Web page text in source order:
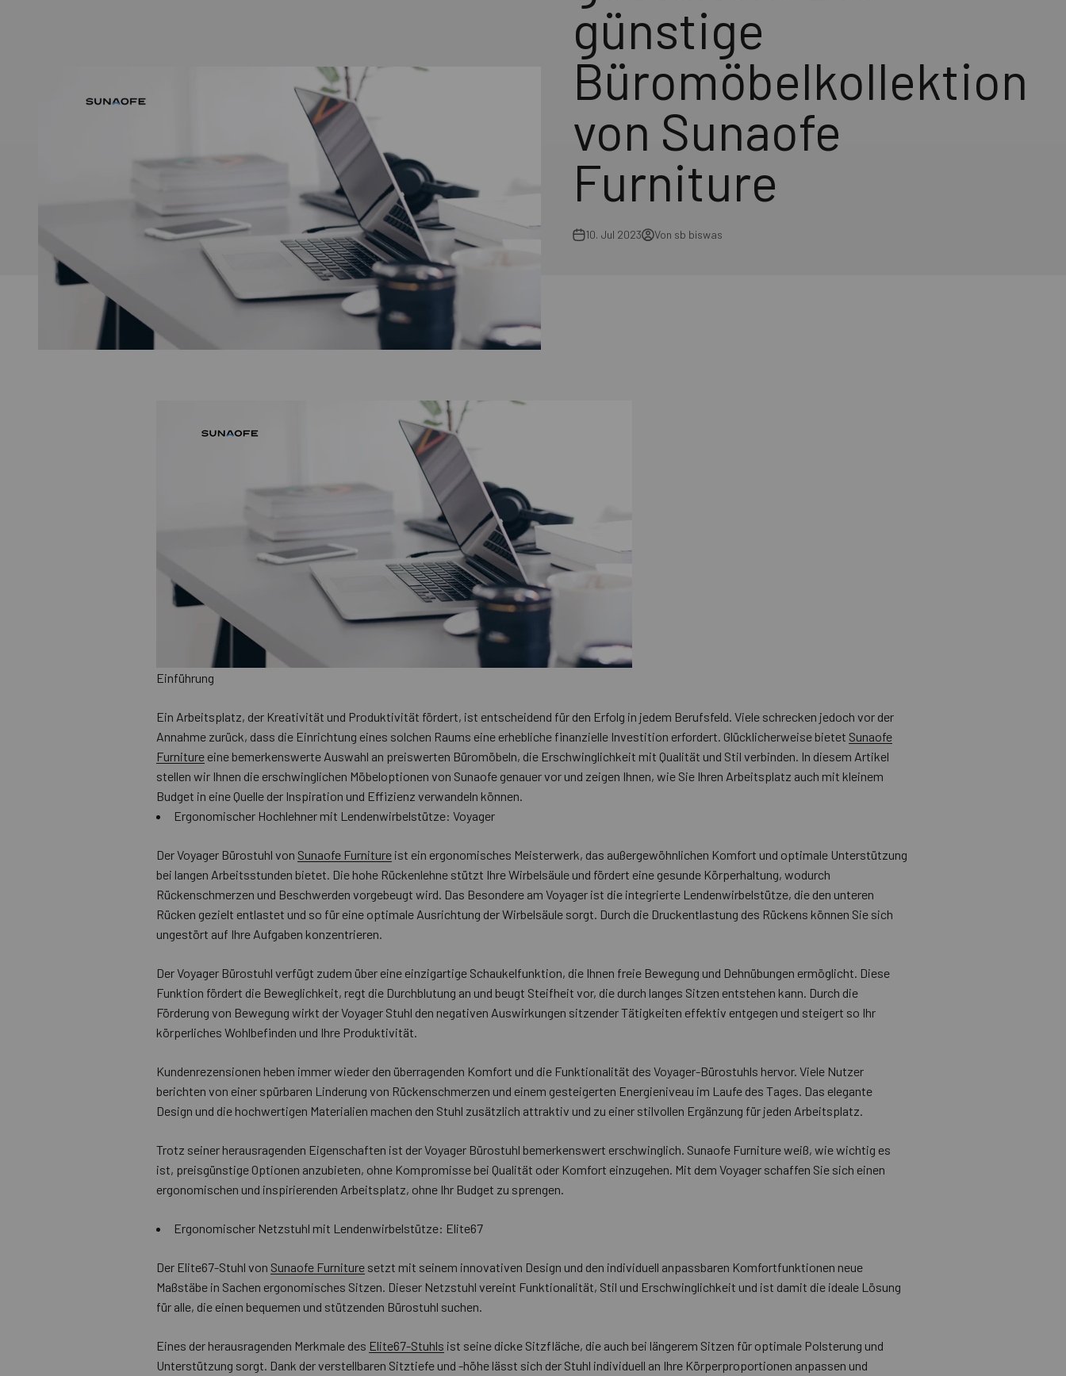
günstige
Büromöbelkollektion
von Sunaofe
Furniture
10. Jul 2023 Von sb biswas
Einführung
Ein Arbeitsplatz, der Kreativität und Produktivität fördert, ist entscheidend für den Erfolg in jedem Berufsfeld. Viele schrecken jedoch vor der
Annahme zurück, dass die Einrichtung eines solchen Raums eine erhebliche finanzielle Investition erfordert. Glücklicherweise bietet Sunaofe
Furniture eine bemerkenswerte Auswahl an preiswerten Büromöbeln, die Erschwinglichkeit mit Qualität und Stil verbinden. In diesem Artikel
stellen wir Ihnen die erschwinglichen Möbeloptionen von Sunaofe genauer vor und zeigen Ihnen, wie Sie Ihren Arbeitsplatz auch mit kleinem
Budget in eine Quelle der Inspiration und Effizienz verwandeln können.
Ergonomischer Hochlehner mit Lendenwirbelstütze: Voyager
Der Voyager Bürostuhl von Sunaofe Furniture ist ein ergonomisches Meisterwerk, das außergewöhnlichen Komfort und optimale Unterstützung
bei langen Arbeitsstunden bietet. Die hohe Rückenlehne stützt Ihre Wirbelsäule und fördert eine gesunde Körperhaltung, wodurch
Rückenschmerzen und Beschwerden vorgebeugt wird. Das Besondere am Voyager ist die integrierte Lendenwirbelstütze, die den unteren
Rücken gezielt entlastet und so für eine optimale Ausrichtung der Wirbelsäule sorgt. Durch die Druckentlastung des Rückens können Sie sich
ungestört auf Ihre Aufgaben konzentrieren.
Der Voyager Bürostuhl verfügt zudem über eine einzigartige Schaukelfunktion, die Ihnen freie Bewegung und Dehnübungen ermöglicht. Diese
Funktion fördert die Beweglichkeit, regt die Durchblutung an und beugt Steifheit vor, die durch langes Sitzen entstehen kann. Durch die
Förderung von Bewegung wirkt der Voyager Stuhl den negativen Auswirkungen sitzender Tätigkeiten effektiv entgegen und steigert so Ihr
körperliches Wohlbefinden und Ihre Produktivität.
Kundenrezensionen heben immer wieder den überragenden Komfort und die Funktionalität des Voyager-Bürostuhls hervor. Viele Nutzer
berichten von einer spürbaren Linderung von Rückenschmerzen und einem gesteigerten Energieniveau im Laufe des Tages. Das elegante
Design und die hochwertigen Materialien machen den Stuhl zusätzlich attraktiv und zu einer stilvollen Ergänzung für jeden Arbeitsplatz.
Trotz seiner herausragenden Eigenschaften ist der Voyager Bürostuhl bemerkenswert erschwinglich. Sunaofe Furniture weiß, wie wichtig es
ist, preisgünstige Optionen anzubieten, ohne Kompromisse bei Qualität oder Komfort einzugehen. Mit dem Voyager schaffen Sie sich einen
ergonomischen und inspirierenden Arbeitsplatz, ohne Ihr Budget zu sprengen.
Ergonomischer Netzstuhl mit Lendenwirbelstütze: Elite67
Der Elite67-Stuhl von Sunaofe Furniture setzt mit seinem innovativen Design und den individuell anpassbaren Komfortfunktionen neue
Maßstäbe in Sachen ergonomisches Sitzen. Dieser Netzstuhl vereint Funktionalität, Stil und Erschwinglichkeit und ist damit die ideale Lösung
für alle, die einen bequemen und stützenden Bürostuhl suchen.
Eines der herausragenden Merkmale des Elite67-Stuhls ist seine dicke Sitzfläche, die auch bei längerem Sitzen für optimale Polsterung und
Unterstützung sorgt. Dank der verstellbaren Sitztiefe und -höhe lässt sich der Stuhl individuell an Ihre Körperproportionen anpassen und